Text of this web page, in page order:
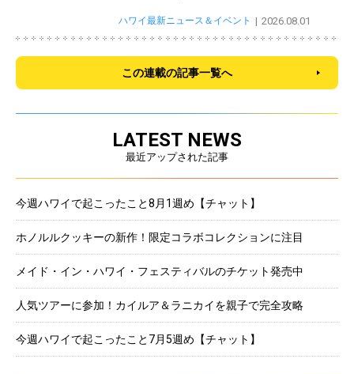
ハワイ最新ニュース＆イベント 2026.08.01
この連載の記事一覧へ
LATEST NEWS
最近アップされた記事
今週ハワイで起こったこと8月1週め【チャット】
ホノルルクッキーの新作！限定コラボコレクションに注目
メイド・イン・ハワイ・フェスティバルのチケット発売中
人気ツアーに参加！カイルア＆ラニカイを親子で完全攻略
今週ハワイで起こったこと7月5週め【チャット】